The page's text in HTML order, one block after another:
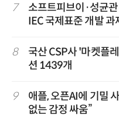
7
소프트피브이·성균
IEC 국제표준 개발 과
8
국산 CSP사 '마켓플
션 1439개
9
애플, 오픈AI에 기밀
없는 감정 싸움”